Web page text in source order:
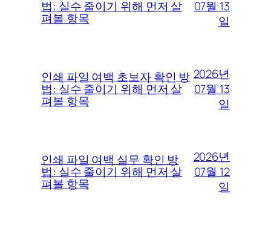
법: 실수 줄이기 위해 먼저 살
펴볼 항목
07월 13
일
인쇄 파일 여백 초보자 확인 방
법: 실수 줄이기 위해 먼저 살
펴볼 항목
2026년
07월 13
일
인쇄 파일 여백 실무 확인 방
법: 실수 줄이기 위해 먼저 살
펴볼 항목
2026년
07월 12
일